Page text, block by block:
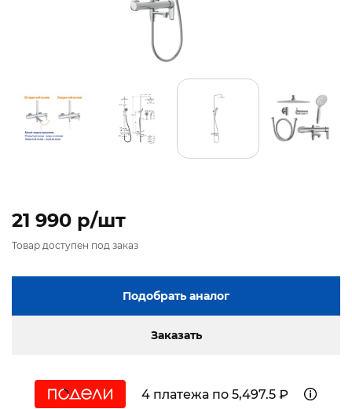
21 990 p/шт
Товар доступен под заказ
Подобрать аналог
Заказать
4 платежа по 5,497.5 ₽